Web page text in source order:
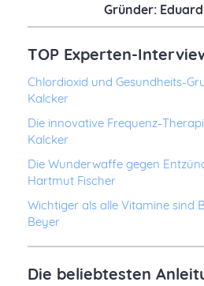
Gründer:
TOP Experten-
Chlordioxid und Gesundheits-
Kalcker
Die innovative Frequenz-
Kalcker
Die Wunderwaffe gegen
Hartmut Fischer
Wichtiger als alle Vitamine sind
Beyer
Die beliebtesten